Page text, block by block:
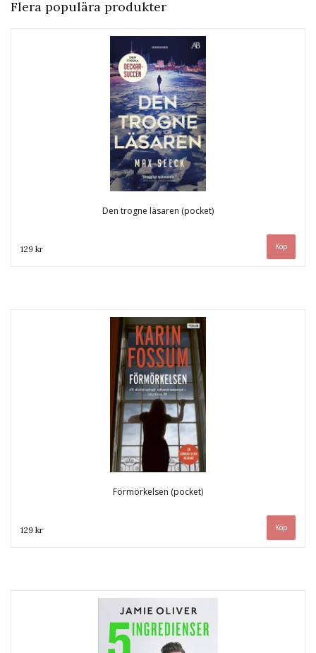
Flera populära produkter
Den trogne läsaren (pocket)
129 kr
Förmörkelsen (pocket)
129 kr